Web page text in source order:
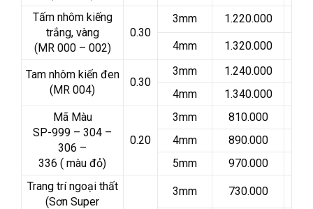
Tấm nhôm kiếng
trắng, vàng
(MR 000 – 002)
0.30
3mm 1.220.000
4mm 1.320.000
Tam nhôm kiến đen
(MR 004)
0.30
3mm
1.240.000
4mm
1.340.000
Mã Màu
SP-999 – 304 –
306 –
336 ( màu đỏ)
0.20
3mm
810.000
4mm
890.000
5mm
970.000
Trang trí ngoại thất
(Sơn Super
3mm 730.000